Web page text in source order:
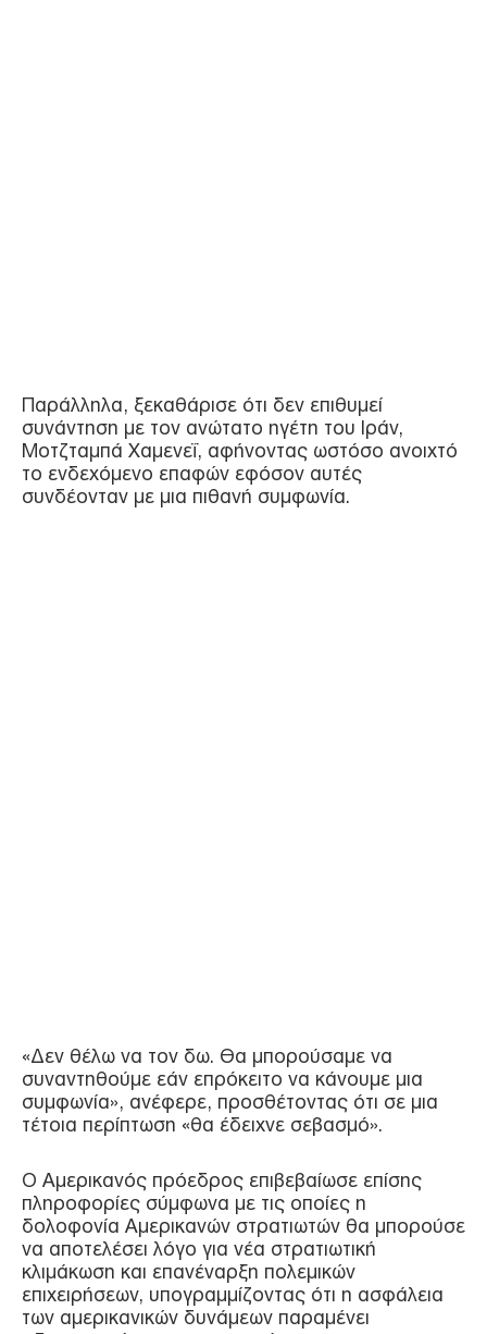
Παράλληλα, ξεκαθάρισε ότι δεν επιθυμεί
συνάντηση με τον ανώτατο ηγέτη του Ιράν,
Μοτζταμπά Χαμενεΐ, αφήνοντας ωστόσο ανοιχτό
το ενδεχόμενο επαφών εφόσον αυτές
συνδέονταν με μια πιθανή συμφωνία.
«Δεν θέλω να τον δω. Θα μπορούσαμε να
συναντηθούμε εάν επρόκειτο να κάνουμε μια
συμφωνία», ανέφερε, προσθέτοντας ότι σε μια
τέτοια περίπτωση «θα έδειχνε σεβασμό».
Ο Αμερικανός πρόεδρος επιβεβαίωσε επίσης
πληροφορίες σύμφωνα με τις οποίες η
δολοφονία Αμερικανών στρατιωτών θα μπορούσε
να αποτελέσει λόγο για νέα στρατιωτική
κλιμάκωση και επανέναρξη πολεμικών
επιχειρήσεων, υπογραμμίζοντας ότι η ασφάλεια
των αμερικανικών δυνάμεων παραμένει